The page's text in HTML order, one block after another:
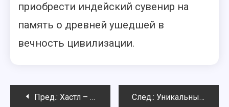
приобрести индейский сувенир на
память о древней ушедшей в
вечность цивилизации.
Навигация
Пред.: Хастл – танцевальное решение многих проблем След.: Уникальные условия от Wheel Slots для игр в онлайн игровых автоматах